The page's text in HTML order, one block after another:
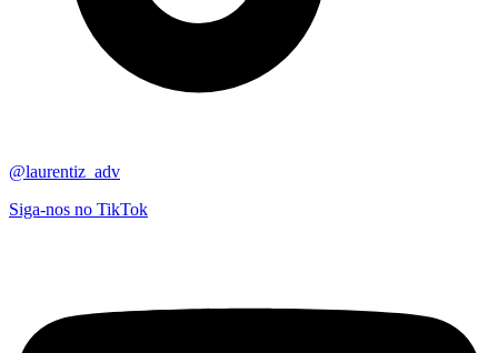
@laurentiz_adv
Siga-nos no TikTok